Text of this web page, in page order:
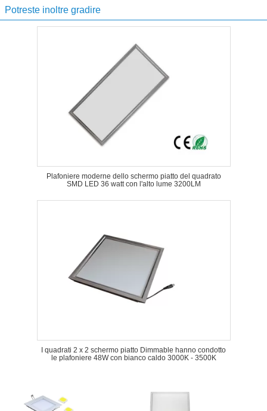
Potreste inoltre gradire
Plafoniere moderne dello schermo piatto del quadrato
SMD LED 36 watt con l'alto lume 3200LM
I quadrati 2 x 2 schermo piatto Dimmable hanno condotto
le plafoniere 48W con bianco caldo 3000K - 3500K